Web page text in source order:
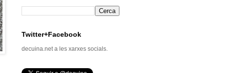
Twitter+Facebook
decuina.net a les xarxes socials.